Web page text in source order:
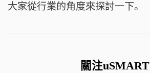
大家從行業的角度來探討一下。
關注uSMART